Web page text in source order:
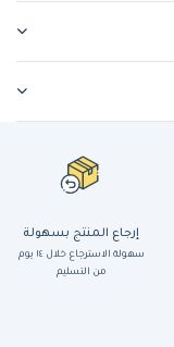
إرجاع المنتج بسهولة
سهولة الاسترجاع خلال ١٤ يوم
من التسليم